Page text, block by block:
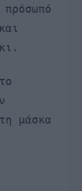
μάσκα